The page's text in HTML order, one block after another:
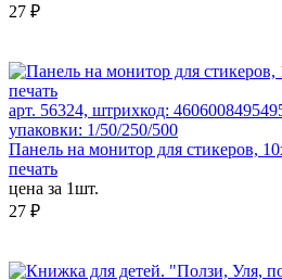
27 ₽
арт. 56324, штрихкод:
упаковки: 1/50/250/500
Панель на монитор для стикеров,
печать
цена за 1шт.
27 ₽